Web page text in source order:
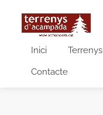
Inici Terrenys
Contacte